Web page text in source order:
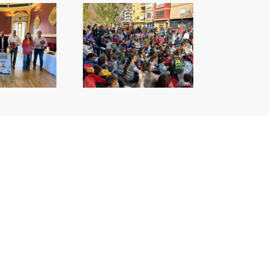
Jove inicia les
seues activitats